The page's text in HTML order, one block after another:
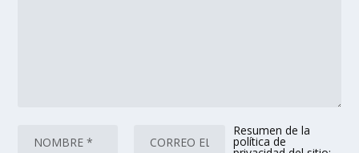
Resumen de la
política de